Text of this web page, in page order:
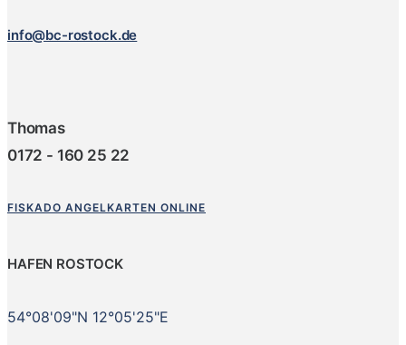
info@bc-rostock.de
Thomas
0172 - 160 25 22
FISKADO ANGELKARTEN ONLINE
HAFEN ROSTOCK
54°08'09"N 12°05'25"E